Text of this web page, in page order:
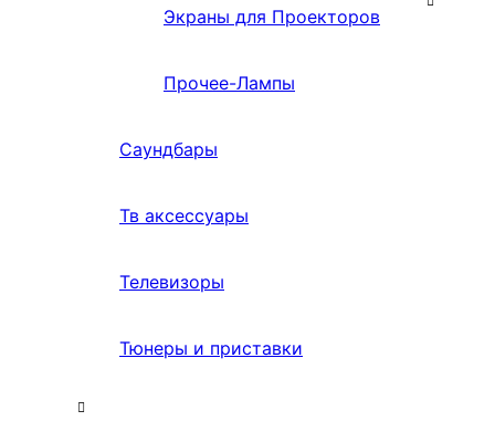
Экраны для Проекторов
Прочее-Лампы
Саундбары
Тв аксессуары
Телевизоры
Тюнеры и приставки